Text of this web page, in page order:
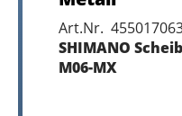
Art.Nr.
SHIMANO
M06-MX